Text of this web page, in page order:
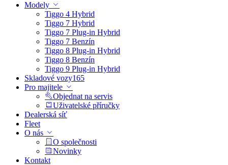
Modely
Tiggo 4 Hybrid
Tiggo 7 Hybrid
Tiggo 7 Plug-in Hybrid
Tiggo 7 Benzín
Tiggo 8 Plug-in Hybrid
Tiggo 8 Benzín
Tiggo 9 Plug-in Hybrid
Skladové vozy165
Pro majitele
Objednat na servis
Uživatelské příručky
Dealerská síť
Fleet
O nás
O společnosti
Novinky
Kontakt